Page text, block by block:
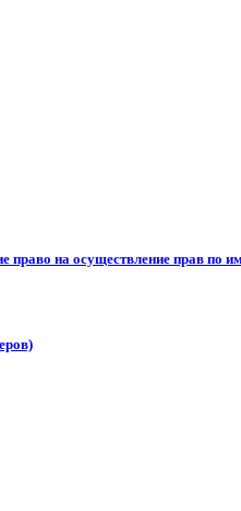
право на осуществление прав